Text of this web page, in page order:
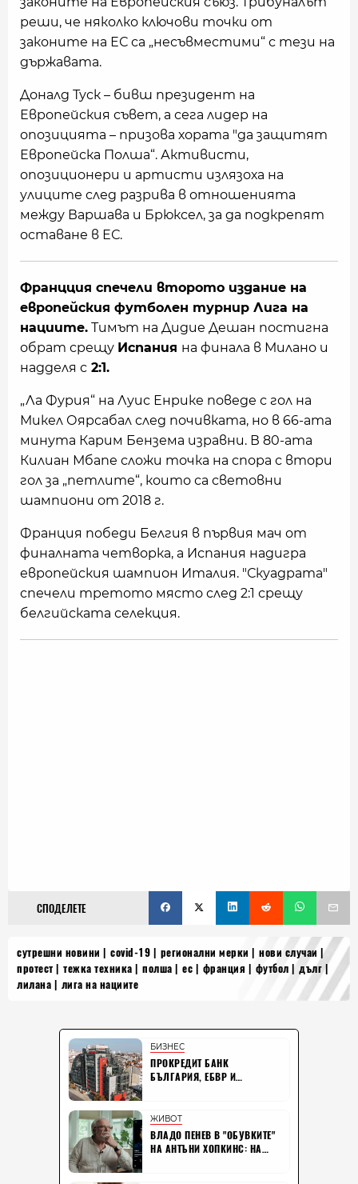
реши, че няколко ключови точки от
законите на ЕС са „несъвместими“ с тези на
държавата.
Доналд Туск – бивш президент на
Европейския съвет, а сега лидер на
опозицията – призова хората "да защитят
Европейска Полша“. Активисти,
опозиционери и артисти излязоха на
улиците след разрива в отношенията
между Варшава и Брюксел, за да подкрепят
оставане в ЕС.
Францция спечели второто издание на
европейския футболен турнир Лига на
нациите. Тимът на Дидие Дешан постигна
обрат срещу Испания на финала в Милано и
надделя с 2:1.
„Ла Фурия“ на Луис Енрике поведе с гол на
Микел Оярсабал след почивката, но в 66-ата
минута Карим Бензема изравни. В 80-ата
Килиан Мбапе сложи точка на спора с втори
гол за „петлите“, които са световни
шампиони от 2018 г.
Франция победи Белгия в първия мач от
финалната четворка, а Испания надигра
европейския шампион Италия. "Скуадрата"
спечели третото място след 2:1 срещу
белгийската селекция.
СПОДЕЛЕТЕ
сутрешни новини covid-19 регионални мерки
нови случаи
протест
тежка техника полша ес франция футбол
дълг
лилана
лига на нациите